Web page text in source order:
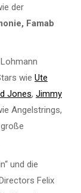
der
Famab
wie Ute
Jones, Jimmy
Angelstrings,
und die
Felix